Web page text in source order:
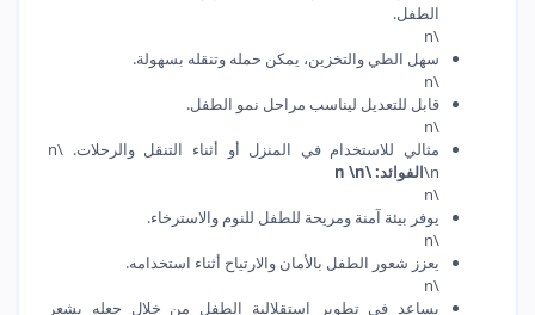
الطفل.
\n
سهل الطي والتخزين، يمكن حمله وتنقله بسهولة.
\n
قابل للتعديل ليناسب مراحل نمو الطفل.
\n
مثالي للاستخدام في المنزل أو أثناء التنقل والرحلات. \n
\nالفوائد: \n \n
\n
يوفر بيئة آمنة ومريحة للطفل للنوم والاسترخاء.
\n
يعزز شعور الطفل بالأمان والارتياح أثناء استخدامه.
\n
يساعد في تطوير استقلالية الطفل من خلال جعله يشعر